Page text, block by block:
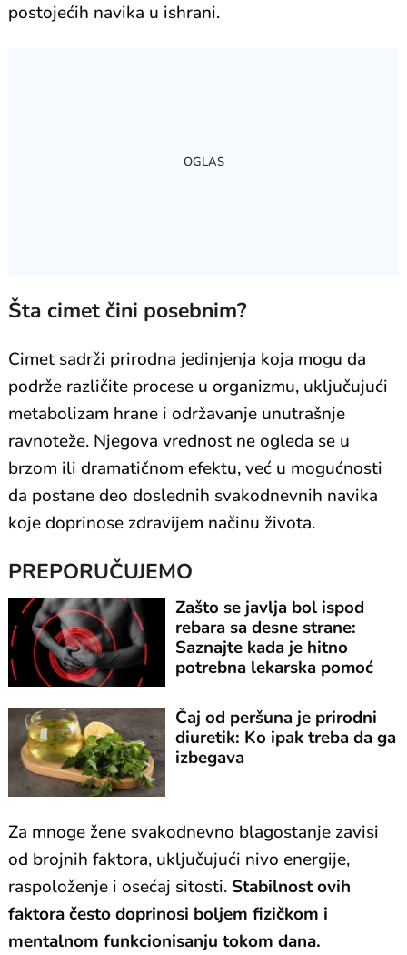
postojećih navika u ishrani.
Šta cimet čini posebnim?
Cimet sadrži prirodna jedinjenja koja mogu da
podrže različite procese u organizmu, uključujući
metabolizam hrane i održavanje unutrašnje
ravnoteže. Njegova vrednost ne ogleda se u
brzom ili dramatičnom efektu, već u mogućnosti
da postane deo doslednih svakodnevnih navika
koje doprinose zdravijem načinu života.
PREPORUČUJEMO
Zašto se javlja bol ispod
rebara sa desne strane:
Saznajte kada je hitno
potrebna lekarska pomoć
Čaj od peršuna je prirodni
diuretik: Ko ipak treba da ga
izbegava
Za mnoge žene svakodnevno blagostanje zavisi
od brojnih faktora, uključujući nivo energije,
raspoloženje i osećaj sitosti. Stabilnost ovih
faktora često doprinosi boljem fizičkom i
mentalnom funkcionisanju tokom dana.